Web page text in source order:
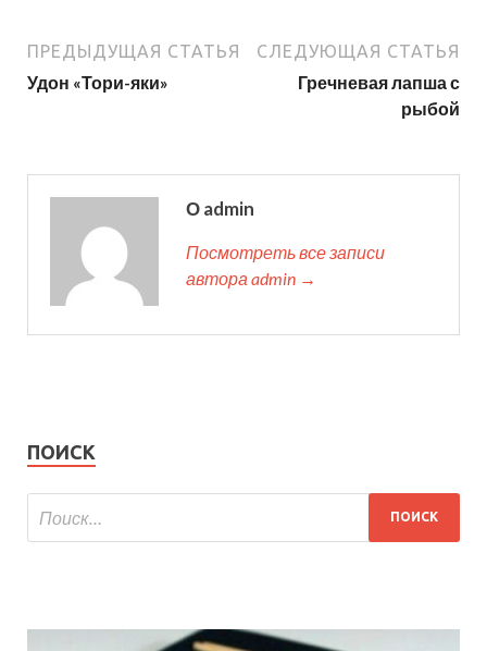
ПРЕДЫДУЩАЯ СТАТЬЯ
Удон «Тори-яки»
СЛЕДУЮЩАЯ СТАТЬЯ
Гречневая лапша с
рыбой
О admin
Посмотреть все записи
автора admin →
ПОИСК